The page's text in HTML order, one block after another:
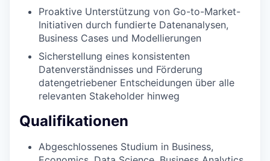
Proaktive Unterstützung von Go-to-Market-
Initiativen durch fundierte Datenanalysen,
Business Cases und Modellierungen
Sicherstellung eines konsistenten
Datenverständnisses und Förderung
datengetriebener Entscheidungen über alle
relevanten Stakeholder hinweg
Qualifikationen
Abgeschlossenes Studium in Business,